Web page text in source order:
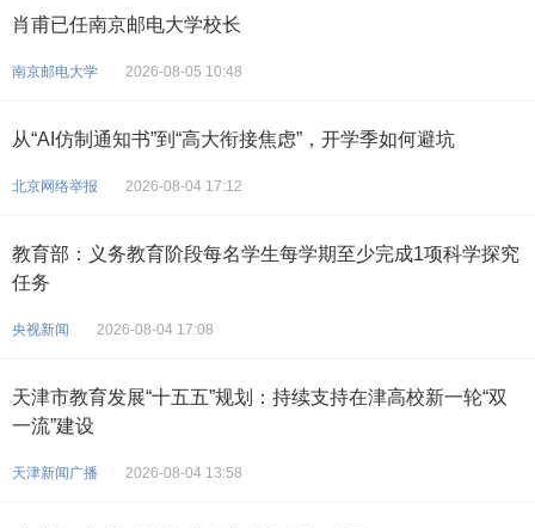
肖甫已任南京邮电大学校长
南京邮电大学 2026-08-05 10:48
从“AI仿制通知书”到“高大衔接焦虑”，开学季如何避坑
北京网络举报 2026-08-04 17:12
教育部：义务教育阶段每名学生每学期至少完成1项科学探究
任务
央视新闻 2026-08-04 17:08
天津市教育发展“十五五”规划：持续支持在津高校新一轮“双
一流”建设
天津新闻广播 2026-08-04 13:58